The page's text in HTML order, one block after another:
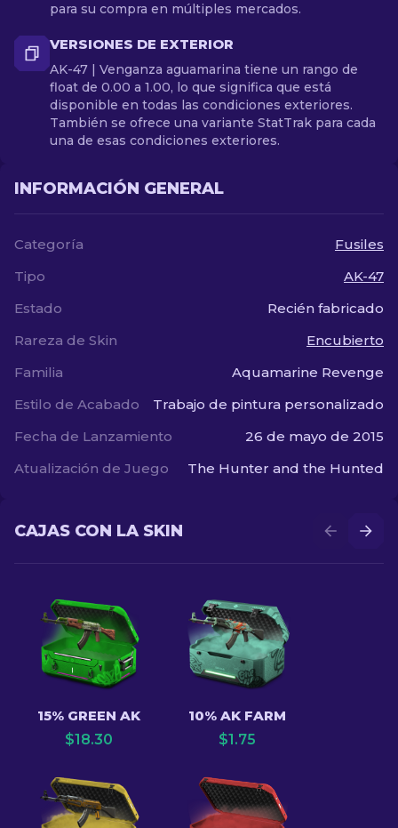
para su compra en múltiples mercados.
VERSIONES DE EXTERIOR
AK-47 | Venganza aguamarina tiene un rango de
float de 0.00 a 1.00, lo que significa que está
disponible en todas las condiciones exteriores.
También se ofrece una variante StatTrak para cada
una de esas condiciones exteriores.
INFORMACIÓN GENERAL
Categoría
Fusiles
Tipo
AK-47
Estado
Recién fabricado
Rareza de Skin
Encubierto
Familia
Aquamarine Revenge
Estilo de Acabado
Trabajo de pintura personalizado
Fecha de Lanzamiento
26 de mayo de 2015
Atualización de Juego
The Hunter and the Hunted
CAJAS CON LA SKIN
15% GREEN AK
$18.30
10% AK FARM
$1.75